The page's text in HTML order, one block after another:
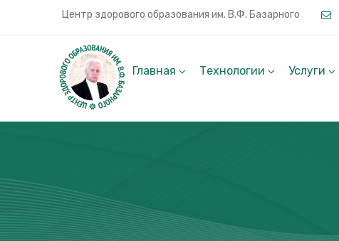
Центр здорового образования им. В.Ф. Базарного
Главная Технологии Услуги